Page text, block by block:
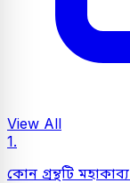
View All
1.
কোন গ্রন্থটি